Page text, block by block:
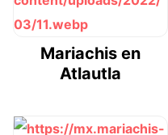
Mariachis en
Atlautla